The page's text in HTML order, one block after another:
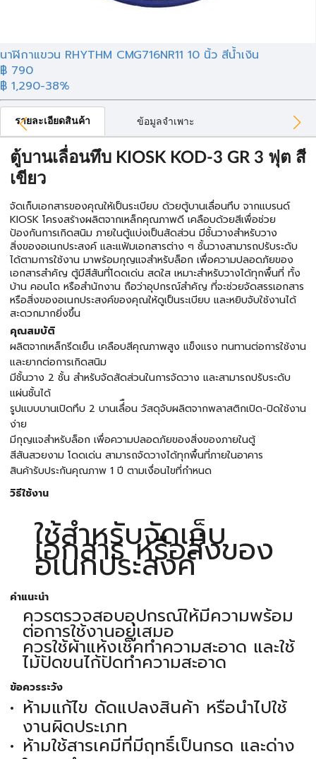
นาฬิกาแขวน RHYTHM CMG716NR11 10 นิ้ว สีน้ำเงิน
฿ 790
฿ 1,290-38%
รายละเอียดสินค้า ข้อมูลจำเพาะ
ตู้บานเลื่อนทึบ KIOSK KOD-3 GR 3 ฟุต สี
เขียว
จัดเก็บเอกสารของคุณให้เป็นระเบียบ ด้วยตู้บานเลื่อนทึบ จากแบรนด์
KIOSK โครงสร้างผลิตจากเหล็กคุณภาพดี เคลือบด้วยสีเพื่อช่วย
ป้องกันการเกิดสนิม ภายในตู้แบ่งเป็นสัดส่วน มีชั้นวางสำหรับวาง
สิ่งของอเนกประสงค์ และแฟ้มเอกสารต่าง ๆ ชั้นวางสามารถปรับระดับ
ได้ตามการใช้งาน มาพร้อมกุญแจสำหรับล็อก เพื่อความปลอดภัยของ
เอกสารสำคัญ ตู้มีสีสันที่โดดเด่น สดใส เหมาะสำหรับวางได้ทุกพื้นที่ ทั้ง
บ้าน คอนโด หรือสำนักงาน ถือว่าอุปกรณ์สำคัญ ที่จะช่วยจัดสรรเอกสาร
หรือสิ่งของอเนกประสงค์ของคุณให้ดูเป็นระเบียบ และหยิบจับใช้งานได้
สะดวกมากยิ่งขึ้น
คุณสมบัติ
ผลิตจากเหล็กรีดเย็น เคลือบสีคุณภาพสูง แข็งแรง ทนทานต่อการใช้งาน
และยากต่อการเกิดสนิม
มีชั้นวาง 2 ชั้น สำหรับจัดสัดส่วนในการจัดวาง และสามารถปรับระดับ
แผ่นชั้นได้
รูปแบบบานเปิดทึบ 2 บานเลื่ือน วัสดุจับผลิตจากพลาสติกเปิด-ปิดใช้งาน
ง่าย
มีกุญแจสำหรับล็อก เพื่อความปลอดภัยของสิ่งของภายในตู้
สีสันสวยงาม โดดเด่น สามารถจัดวางได้ทุกพื้นที่ภายในอาคาร
สินค้ารับประกันคุณภาพ 1 ปี ตามเงื่อนไขที่กำหนด
วิธีใช้งาน
ใช้สำหรับจัดเก็บ
เอกสาร หรือสิ่งของ
อเนกประสงค์
คำแนะนำ
ควรตรวจสอบอุปกรณ์ให้มีความพร้อม
ต่อการใช้งานอยู่เสมอ
ควรใช้ผ้าแห้งเช็คทำความสะอาด และใช้
ไม้ปัดขนไก้ปัดทำความสะอาด
ข้อควรระวัง
ห้ามแก้ไข ดัดแปลงสินค้า หรือนำไปใช้
งานผิดประเภท
ห้ามใช้สารเคมีที่มีฤทธิ์เป็นกรด และด่าง